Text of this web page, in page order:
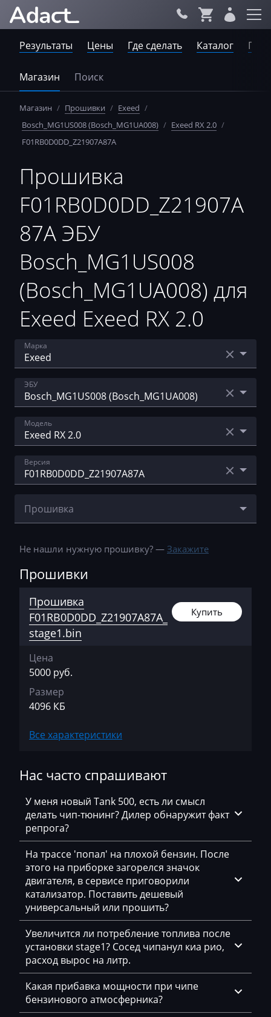
Результаты Цены Где сделать Каталог
Магазин Поиск
Магазин / Прошивки / Exeed /
Bosch_MG1US008 (Bosch_MG1UA008) / Exeed RX 2.0 /
F01RB0D0DD_Z21907A87A
Прошивка
F01RB0D0DD_Z21907A
87A ЭБУ
Bosch_MG1US008
(Bosch_MG1UA008) для
Exeed Exeed RX 2.0
Марка
Acura
AebiSchmidt
Agco
Agrifac
Albach
Arbos
Audi
Ausa
AVR
BAIC
Bajaj
BAW
Bell
Bentley
BMW
BobCat
Bomag
Brilliance
Buhler
Cadillac
ЭБУ
Bosch MED17.8.10
Bosch_MG1US008 (Bosch_MG1UA008)
Bosch_МЕ17U6
Модель
Exeed RX 2.0
EXEED TXL
Exeed VX 2.0T F4j20
Версия
F01RB0D0DD_Z21907A87A
Прошивка
Не нашли нужную прошивку? — Закажите
Прошивки
Прошивка
F01RB0D0DD_Z21907A87A_
stage1.bin
Купить
Цена
5000 руб.
Размер
4096 КБ
Все характеристики
Нас часто спрашивают
У меня новый Tank 500, есть ли смысл
делать чип-тюнинг? Дилер обнаружит факт
репрога?
На трассе 'попал' на плохой бензин. После
этого на приборке загорелся значок
двигателя, в сервисе приговорили
катализатор. Поставить дешевый
универсальный или прошить?
Увеличится ли потребление топлива после
установки stage1? Сосед чипанул киа рио,
расход вырос на литр.
Какая прибавка мощности при чипе
бензинового атмосферника?